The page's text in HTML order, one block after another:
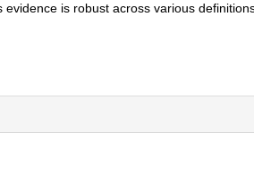
is robust across various